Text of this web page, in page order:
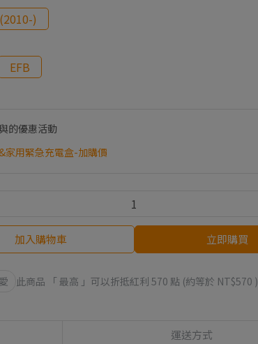
)
EFB
的優惠活動
家用緊急充電盒-加購價
加入購物車 立即購買
此商品 「 最高 」可以折抵紅利 570 點 (約等於 NT$570 )
運送方式